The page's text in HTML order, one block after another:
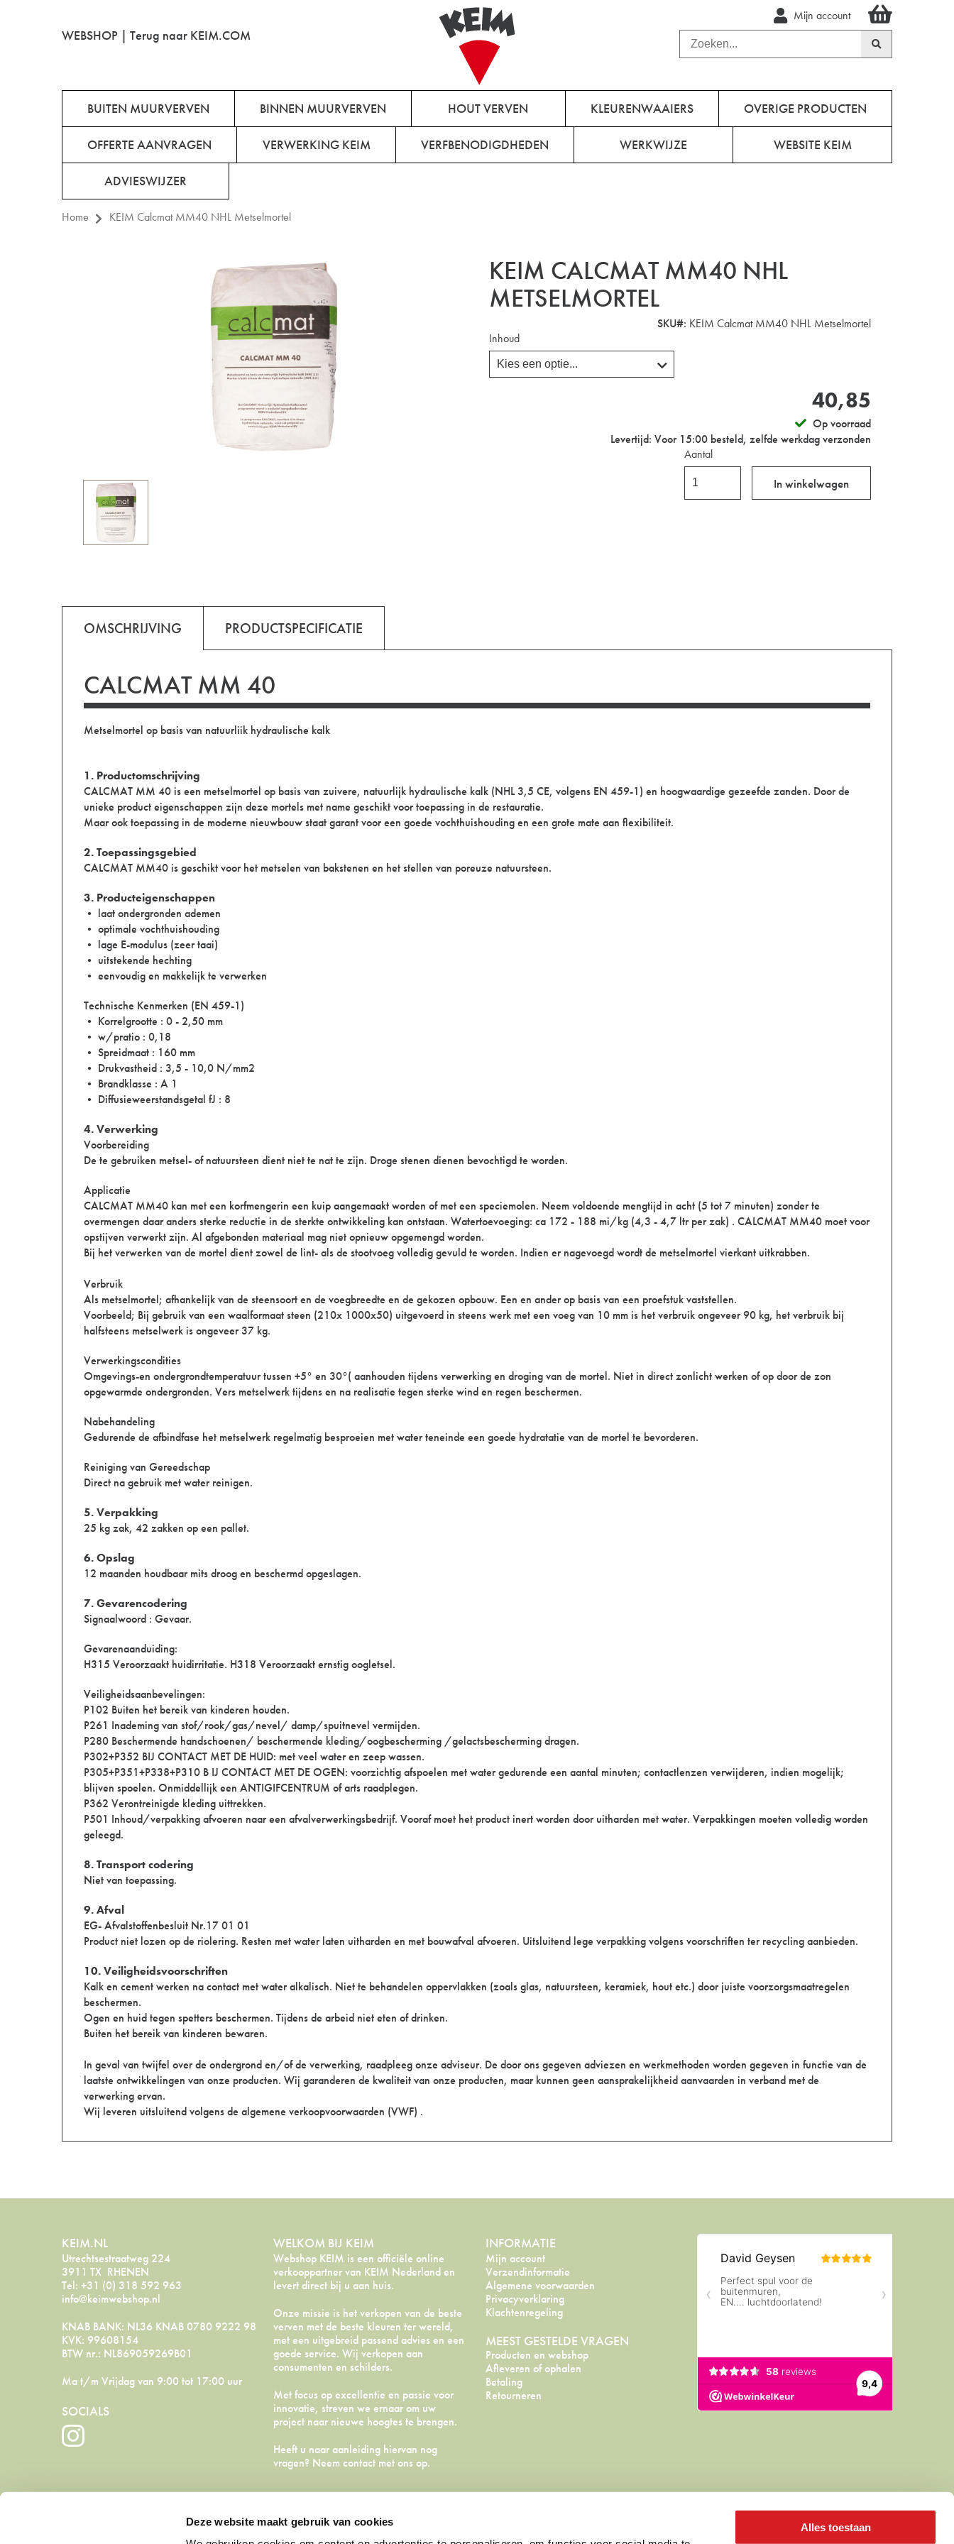
Deze website maakt gebruik van cookies
Alles toestaan
WEBSHOP | Terug naar KEIM.COM
Mijn account
BUITEN MUURVERVEN BINNEN MUURVERVEN HOUT VERVEN KLEURENWAAIERS OVERIGE PRODUCTEN
OFFERTE AANVRAGEN VERWERKING KEIM VERFBENODIGDHEDEN WERKWIJZE WEBSITE KEIM
ADVIESWIJZER
Home KEIM Calcmat MM40 NHL Metselmortel
KEIM CALCMAT MM40 NHL
METSELMORTEL
SKU#: KEIM Calcmat MM40 NHL Metselmortel
Inhoud
40,85
Op voorraad
Levertijd: Voor 15:00 besteld, zelfde werkdag verzonden
Aantal
In winkelwagen
OMSCHRIJVING
CALCMAT MM 40
Metselmortel op basis van natuurliik hydraulische kalk
1. Productomschrijving
CALCMAT MM 40 is een metselmortel op basis van zuivere, natuurlijk hydraulische kalk (NHL 3,5 CE, volgens EN 459-1) en hoogwaardige gezeefde zanden. Door de
unieke product eigenschappen zijn deze mortels met name geschikt voor toepassing in de restauratie.
Maar ook toepassing in de moderne nieuwbouw staat garant voor een goede vochthuishouding en een grote mate aan flexibiliteit.
2. Toepassingsgebied
CALCMAT MM40 is geschikt voor het metselen van bakstenen en het stellen van poreuze natuursteen.
3. Producteigenschappen
• laat ondergronden ademen
• optimale vochthuishouding
• lage E-modulus (zeer taai)
• uitstekende hechting
• eenvoudig en makkelijk te verwerken
Technische Kenmerken (EN 459-1)
• Korrelgrootte : 0 - 2,50 mm
• w/pratio : 0,18
• Spreidmaat : 160 mm
• Drukvastheid : 3,5 - 10,0 N/mm2
• Brandklasse : A 1
• Diffusieweerstandsgetal fJ : 8
4. Verwerking
Voorbereiding
De te gebruiken metsel- of natuursteen dient niet te nat te zijn. Droge stenen dienen bevochtigd te worden.
Applicatie
CALCMAT MM40 kan met een korfmengerin een kuip aangemaakt worden of met een speciemolen. Neem voldoende mengtijd in acht (5 tot 7 minuten) zonder te
overmengen daar anders sterke reductie in de sterkte ontwikkeling kan ontstaan. Watertoevoeging: ca 172 - 188 mi/kg (4,3 - 4,7 ltr per zak) . CALCMAT MM40 moet voor
opstijven verwerkt zijn. Al afgebonden materiaal mag niet opnieuw opgemengd worden.
Bij het verwerken van de mortel dient zowel de lint- als de stootvoeg volledig gevuld te worden. Indien er nagevoegd wordt de metselmortel vierkant uitkrabben.
Verbruik
Als metselmortel; afhankelijk van de steensoort en de voegbreedte en de gekozen opbouw. Een en ander op basis van een proefstuk vaststellen.
Voorbeeld; Bij gebruik van een waalformaat steen (210x 1000x50) uitgevoerd in steens werk met een voeg van 10 mm is het verbruik ongeveer 90 kg, het verbruik bij
halfsteens metselwerk is ongeveer 37 kg.
Verwerkingscondities
Omgevings-en ondergrondtemperatuur tussen +5° en 30°( aanhouden tijdens verwerking en droging van de mortel. Niet in direct zonlicht werken of op door de zon
opgewarmde ondergronden. Vers metselwerk tijdens en na realisatie tegen sterke wind en regen beschermen.
Nabehandeling
Gedurende de afbindfase het metselwerk regelmatig besproeien met water teneinde een goede hydratatie van de mortel te bevorderen.
Reiniging van Gereedschap
Direct na gebruik met water reinigen.
5. Verpakking
25 kg zak, 42 zakken op een pallet.
6. Opslag
12 maanden houdbaar mits droog en beschermd opgeslagen.
7. Gevarencodering
Signaalwoord : Gevaar.
Gevarenaanduiding:
H315 Veroorzaakt huidirritatie. H318 Veroorzaakt ernstig oogletsel.
Veiligheidsaanbevelingen:
P102 Buiten het bereik van kinderen houden.
P261 Inademing van stof/rook/gas/nevel/ damp/spuitnevel vermijden.
P280 Beschermende handschoenen/ beschermende kleding/oogbescherming /gelactsbescherming dragen.
P302+P352 BIJ CONTACT MET DE HUID: met veel water en zeep wassen.
P305+P351+P338+P310 B IJ CONTACT MET DE OGEN: voorzichtig afspoelen met water gedurende een aantal minuten; contactlenzen verwijderen, indien mogelijk;
blijven spoelen. Onmiddellijk een ANTIGIFCENTRUM of arts raadplegen.
P362 Verontreinigde kleding uittrekken.
P501 Inhoud/verpakking afvoeren naar een afvalverwerkingsbedrijf. Vooraf moet het product inert worden door uitharden met water. Verpakkingen moeten volledig worden
geleegd.
8. Transport codering
Niet van toepassing.
9. Afval
EG- Afvalstoffenbesluit Nr.17 01 01
Product niet lozen op de riolering. Resten met water laten uitharden en met bouwafval afvoeren. Uitsluitend lege verpakking volgens voorschriften ter recycling aanbieden.
10. Veiligheidsvoorschriften
Kalk en cement werken na contact met water alkalisch. Niet te behandelen oppervlakken (zoals glas, natuursteen, keramiek, hout etc.) door juiste voorzorgsmaatregelen
beschermen.
Ogen en huid tegen spetters beschermen. Tijdens de arbeid niet eten of drinken.
Buiten het bereik van kinderen bewaren.
In geval van twijfel over de ondergrond en/of de verwerking, raadpleeg onze adviseur. De door ons gegeven adviezen en werkmethoden worden gegeven in functie van de
laatste ontwikkelingen van onze producten. Wij garanderen de kwaliteit van onze producten, maar kunnen geen aansprakelijkheid aanvaarden in verband met de
verwerking ervan.
Wij leveren uitsluitend volgens de algemene verkoopvoorwaarden (VWF) .
PRODUCTSPECIFICATIE
KEIM.NL
Utrechtsestraatweg 224
3911 TX RHENEN
Tel: +31 (0) 318 592 963
info@keimwebshop.nl
KNAB BANK: NL36 KNAB 0780 9222 98
KVK: 99608154
BTW nr.: NL869059269B01
Ma t/m Vrijdag van 9:00 tot 17:00 uur
SOCIALS
WELKOM BIJ KEIM
Webshop KEIM is een officiële online
verkooppartner van KEIM Nederland en
levert direct bij u aan huis.
Onze missie is het verkopen van de beste
verven met de beste kleuren ter wereld,
met een uitgebreid passend advies en een
goede service. Wij verkopen aan
consumenten en schilders.
Met focus op excellentie en passie voor
innovatie, streven we ernaar om uw
project naar nieuwe hoogtes te brengen.
Heeft u naar aanleiding hiervan nog
vragen? Neemcontact met ons op.
INFORMATIE
Mijn account
Verzendinformatie
Algemene voorwaarden
Privacyverklaring
Klachtenregeling
MEEST GESTELDE VRAGEN
Producten en webshop
Afleveren of ophalen
Betaling
Retourneren